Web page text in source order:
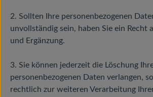
2. Sollten Ihre personenbezogenen
unvollständig sein, haben Sie ein Recht
und Ergänzung.
3. Sie können jederzeit die Löschung
personenbezogenen Daten verlangen,
rechtlich zur weiteren Verarbeitung